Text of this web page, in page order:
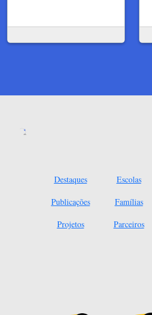
Destaques
Publicações
Projetos
Escolas
Famílias
Parceiros